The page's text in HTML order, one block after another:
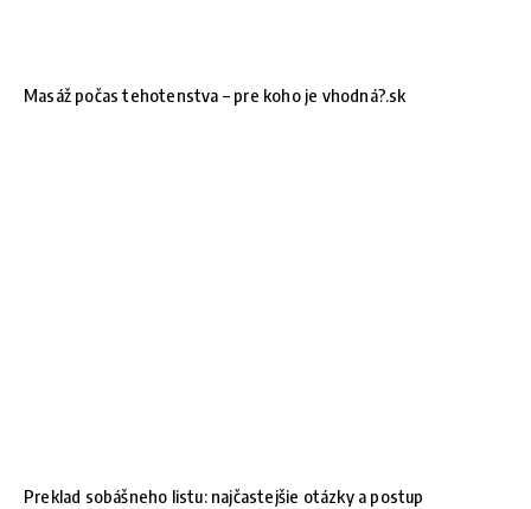
Masáž počas tehotenstva – pre koho je vhodná?.sk
Preklad sobášneho listu: najčastejšie otázky a postup